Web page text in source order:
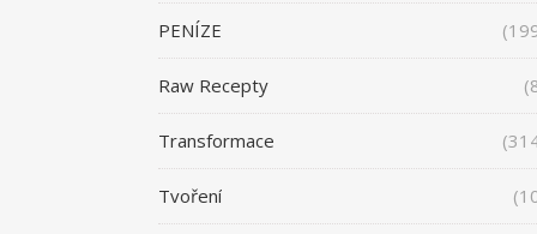
PENÍZE
Raw Recepty
Transformace
Tvoření